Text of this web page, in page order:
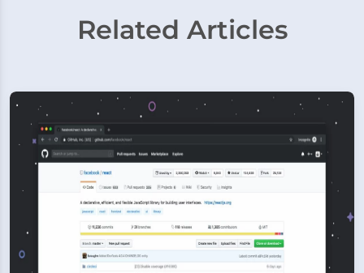
Related Articles